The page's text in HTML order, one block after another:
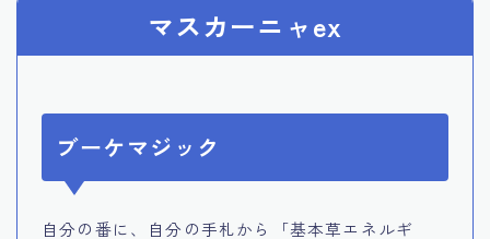
マスカーニャex
ブーケマジック
自分の番に、自分の手札から「基本草エネルギ